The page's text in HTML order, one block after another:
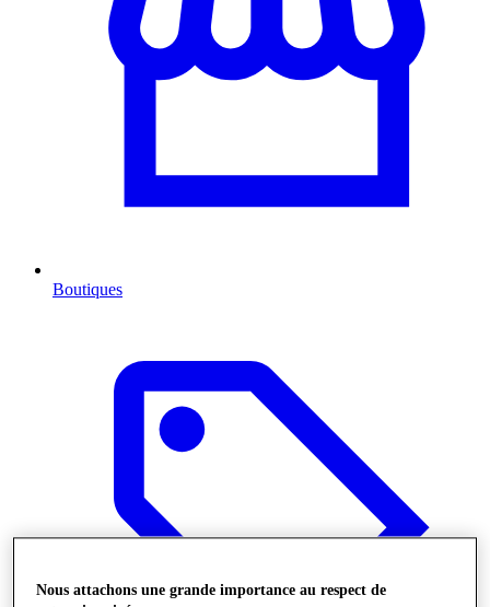
Boutiques
Nous attachons une grande importance au respect de